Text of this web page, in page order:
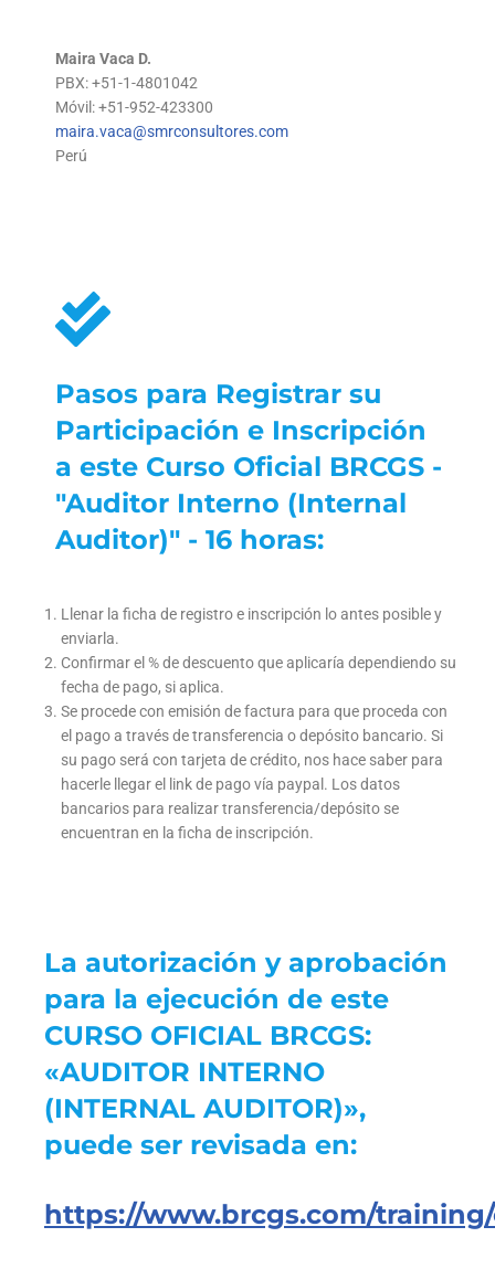
Maira Vaca D.
PBX: +51-1-4801042
Móvil: +51-952-423300
maira.vaca@smrconsultores.com
Perú
Pasos para Registrar su
Participación e Inscripción
a este Curso Oficial BRCGS -
"Auditor Interno (Internal
Auditor)" - 16 horas:
Llenar la ficha de registro e inscripción lo antes posible y
enviarla.
Confirmar el % de descuento que aplicaría dependiendo su
fecha de pago, si aplica.
Se procede con emisión de factura para que proceda con
el pago a través de transferencia o depósito bancario. Si
su pago será con tarjeta de crédito, nos hace saber para
hacerle llegar el link de pago vía paypal. Los datos
bancarios para realizar transferencia/depósito se
encuentran en la ficha de inscripción.
La autorización y aprobación
para la ejecución de este
CURSO OFICIAL BRCGS:
«AUDITOR INTERNO
(INTERNAL AUDITOR)»,
puede ser revisada en:
https://www.brcgs.com/